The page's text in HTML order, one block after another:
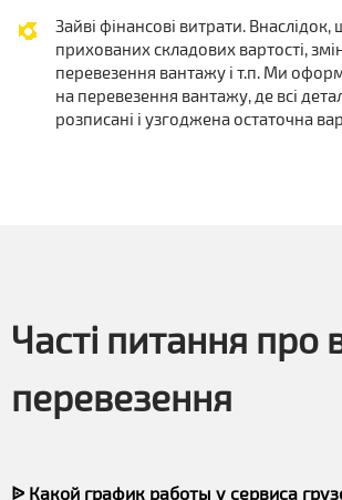
Зайві фінансові витрати. Внаслідок,
прихованих складових вартості,
перевезення вантажу і т.п. Ми
на перевезення вантажу, де всі
розписані і узгоджена остаточна
Часті питання про
перевезення
ᐉ Какой график работы у сервиса